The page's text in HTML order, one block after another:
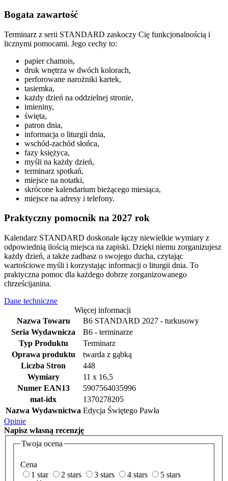
Bogata zawartość
Terminarz z serii STANDARD zaskoczy Cię funkcjonalnością i
licznymi pomocami. Jego cechy to:
papier chamois,
druk wnętrza w dwóch kolorach,
perforowane narożniki kartek,
tasiemka,
każdy dzień na oddzielnej stronie,
imieniny,
święta,
patron dnia,
informacja o liturgii dnia,
wschód-zachód słońca,
fazy księżyca,
myśli na każdy dzień,
terminarz spotkań,
miejsce na notatki,
skrócone kalendarium bieżącego miesiąca,
miejsce na adresy i telefony.
Praktyczny pomocnik na 2027 rok
Kalendarz STANDARD doskonale łączy niewielkie wymiary z
odpowiednią ilością miejsca na zapiski. Dzięki niemu zorganizujesz
każdy dzień, a także zadbasz o swojego ducha, czytając
wartościowe myśli i korzystając informacji o liturgii dnia. To
praktyczna pomoc dla każdego dobrze zorganizowanego
chrześcijanina.
Dane techniczne
Więcej informacji
Nazwa Towaru
B6 STANDARD 2027 - turkusowy
Seria Wydawnicza
B6 - terminarze
Typ Produktu
Terminarz
Oprawa produktu
twarda z gąbką
Liczba Stron
448
Wymiary
11 x 16,5
Numer EAN13
5907564035996
mat-idx
1370278205
Nazwa Wydawnictwa Edycja Świętego Pawła
Opinie
Napisz własną recenzję
Twoja ocena
Cena
1 star
2 stars 3 stars 4 stars
5 stars